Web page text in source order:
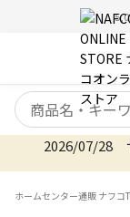
検索キーワード
2026/07/28
ホームセンター通販 ナフコ